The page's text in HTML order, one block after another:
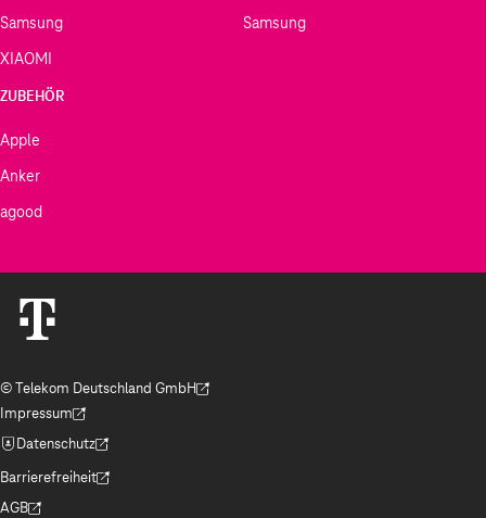
Samsung
XIAOMI
Samsung
ZUBEHÖR
Apple
Anker
agood
© Telekom Deutschland GmbH
(Der Link wird in einem neuen Tab geöffnet)
Impressum
(Der Link wird in einem neuen Tab geöffnet)
Datenschutz
(Der Link wird in einem neuen Tab geöffnet)
Barrierefreiheit
(Der Link wird in einem neuen Tab geöffnet)
AGB